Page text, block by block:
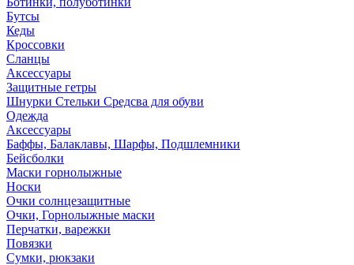
Бутсы
Кеды
Кроссовки
Сланцы
Аксессуары
Защитные гетры
Шнурки Стельки Средсва для обуви
Одежда
Аксессуары
Баффы, Балаклавы, Шарфы, Подшлемники
Бейсболки
Маски горнолыжные
Носки
Очки солнцезащитные
Очки, Горнолыжные маски
Перчатки, варежки
Повязки
Сумки, рюкзаки